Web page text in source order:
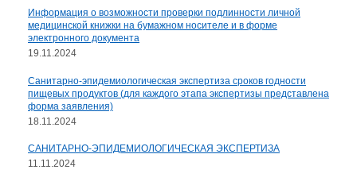
Информация о возможности проверки подлинности личной
медицинской книжки на бумажном носителе и в форме
электронного документа
19.11.2024
Санитарно-эпидемиологическая экспертиза сроков годности
пищевых продуктов (для каждого этапа экспертизы представлена
форма заявления)
18.11.2024
САНИТАРНО-ЭПИДЕМИОЛОГИЧЕСКАЯ ЭКСПЕРТИЗА
11.11.2024